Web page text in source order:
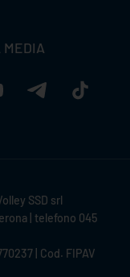
MEDIA
SSD srl
| telefono 045
| Cod. FIPAV